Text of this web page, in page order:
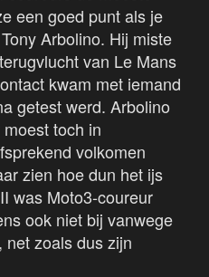
een goed punt als je
Arbolino. Hij miste
van Le Mans
kwam met iemand
getest werd. Arbolino
toch in
volkomen
zien hoe dun het ijs
was Moto3-coureur
ook niet bij vanwege
zoals dus zijn